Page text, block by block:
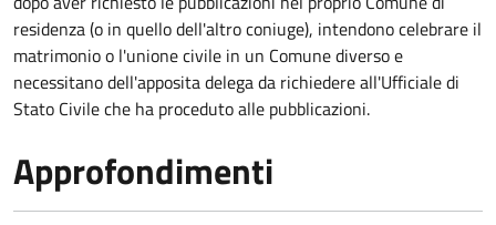
residenza (o in quello dell'altro coniuge), intendono celebrare il
matrimonio o l'unione civile in un Comune diverso e
necessitano dell'apposita delega da richiedere all'Ufficiale di
Stato Civile che ha proceduto alle pubblicazioni.
Approfondimenti